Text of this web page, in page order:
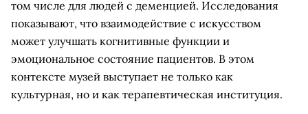
том числе для людей с деменцией. Исследования
показывают, что взаимодействие с искусством
может улучшать когнитивные функции и
эмоциональное состояние пациентов. В этом
контексте музей выступает не только как
культурная, но и как терапевтическая институция.